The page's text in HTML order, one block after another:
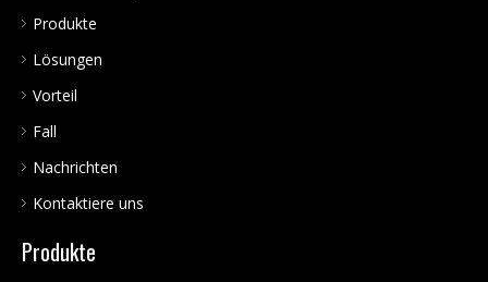
Produkte
Lösungen
Vorteil
Fall
Nachrichten
Kontaktiere uns
Produkte